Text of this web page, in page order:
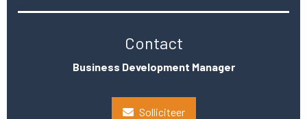
Contact
Business Development Manager
Solliciteer